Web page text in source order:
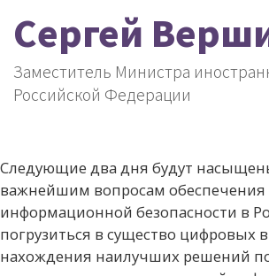
Сергей
Заместитель Министра
Российской Федерации
Следующие два дня будут
важнейшим вопросам обеспечения
информационной безопасности в
погрузиться в существо цифровых
нахождения наилучших решений